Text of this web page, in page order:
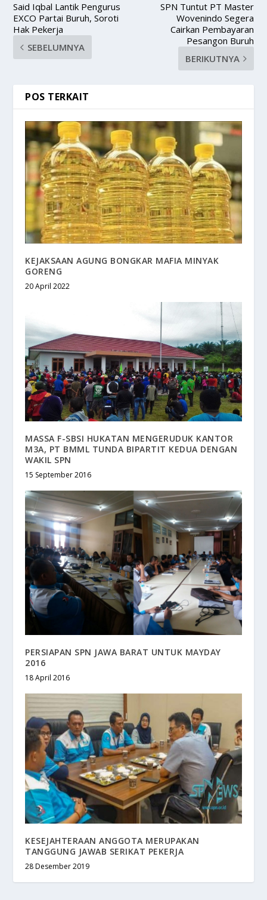
Said Iqbal Lantik Pengurus
EXCO Partai Buruh, Soroti
Hak Pekerja
SEBELUMNYA
SPN Tuntut PT Master
Wovenindo Segera
Cairkan Pembayaran
Pesangon Buruh
BERIKUTNYA
POS TERKAIT
KEJAKSAAN AGUNG BONGKAR MAFIA MINYAK
GORENG
20 April 2022
MASSA F-SBSI HUKATAN MENGERUDUK KANTOR
M3A, PT BMML TUNDA BIPARTIT KEDUA DENGAN
WAKIL SPN
15 September 2016
PERSIAPAN SPN JAWA BARAT UNTUK MAYDAY
2016
18 April 2016
KESEJAHTERAAN ANGGOTA MERUPAKAN
TANGGUNG JAWAB SERIKAT PEKERJA
28 Desember 2019